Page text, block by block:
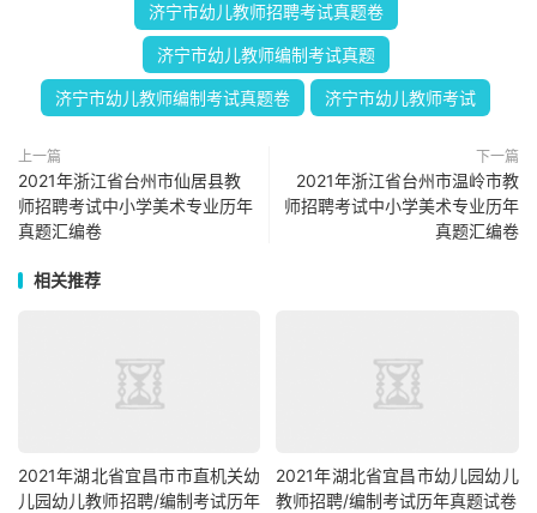
济宁市幼儿教师招聘考试真题卷
济宁市幼儿教师编制考试真题
济宁市幼儿教师编制考试真题卷 济宁市幼儿教师考试
上一篇
2021年浙江省台州市仙居县教
师招聘考试中小学美术专业历年
真题汇编卷
下一篇
2021年浙江省台州市温岭市教
师招聘考试中小学美术专业历年
真题汇编卷
相关推荐
2021年湖北省宜昌市市直机关幼
儿园幼儿教师招聘/编制考试历年
2021年湖北省宜昌市幼儿园幼儿
教师招聘/编制考试历年真题试卷